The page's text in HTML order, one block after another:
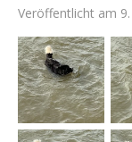
Veröffentlicht am